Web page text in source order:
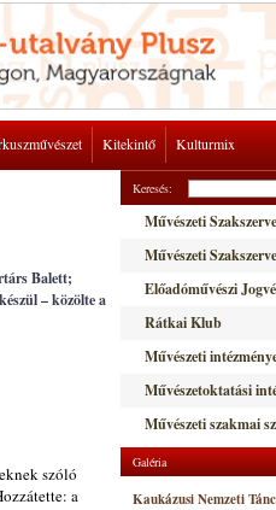
Kitekintő Kulturmix
Balett;
– közölte a
szóló
a
Keresés:
Művészeti
Művészeti
Előadóművészi
Rátkai Klub
Művészeti
Művészetoktatási
Művészeti szakmai
Galéria
Kaukázusi Nemzeti